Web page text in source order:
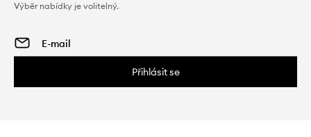
Výběr nabídky je volitelný.
Přihlásit se